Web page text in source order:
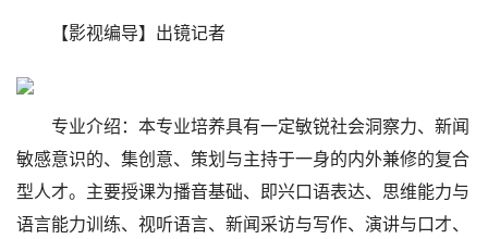
【影视编导】出镜记者
专业介绍：本专业培养具有一定敏锐社会洞察力、新闻
敏感意识的、集创意、策划与主持于一身的内外兼修的复合
型人才。主要授课为播音基础、即兴口语表达、思维能力与
语言能力训练、视听语言、新闻采访与写作、演讲与口才、